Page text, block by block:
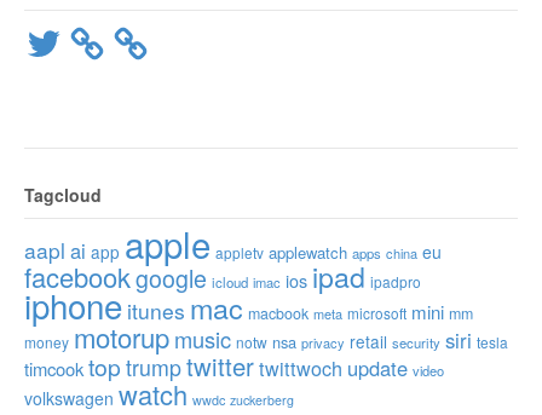
Twitter
Tagcloud
aapl ai app apple appletv applewatch apps china eu
facebookgoogle icloud imac ios ipad ipadpro
iphone itunes mac macbook meta microsoft mini mm
money motorupmusic notw nsa privacy retail security siri tesla
timcooktop trumptwittertwittwoch update video
volkswagen watch wwdc zuckerberg